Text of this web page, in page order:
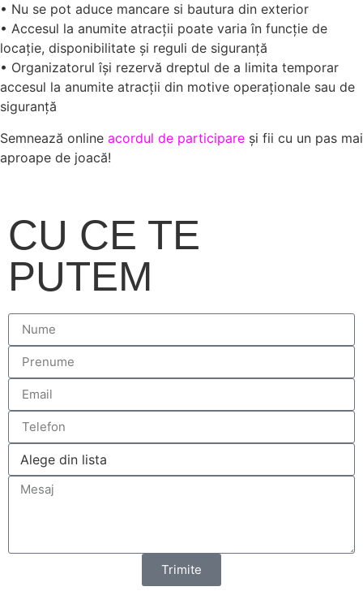
• Nu se pot aduce mancare si bautura din exterior
• Accesul la anumite atracții poate varia în funcție de
locație, disponibilitate și reguli de siguranță
• Organizatorul își rezervă dreptul de a limita temporar
accesul la anumite atracții din motive operaționale sau de
siguranță
Semnează online acordul de participare și fii cu un pas mai
aproape de joacă!
CU CE TE
PUTEM
Trimite